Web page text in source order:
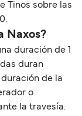
Tinos sobre las
Naxos?
duración de 1
duran
de la
o
la travesía.